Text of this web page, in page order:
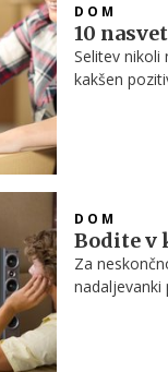
DOM
10
Selitev nikoli
kakšen
DOM
Bodite v
Za
nadaljevanki